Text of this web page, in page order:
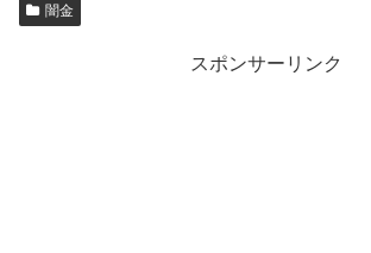
闇金
スポンサーリンク